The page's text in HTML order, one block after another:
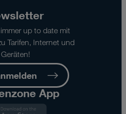
up to date mit
Tarifen, Internet und
Geräten!
App